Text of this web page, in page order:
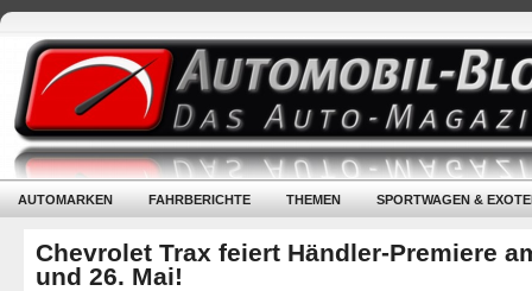
AUTOMARKEN FAHRBERICHTE THEMEN SPORTWAGEN &
Chevrolet Trax feiert Händler-Premiere
und 26. Mai!